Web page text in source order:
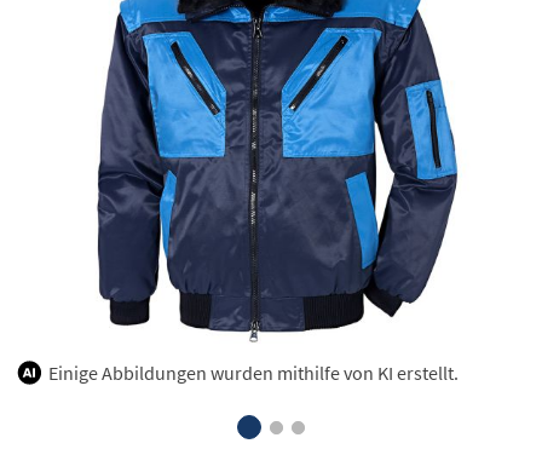
Einige Abbildungen wurden mithilfe von KI erstellt.